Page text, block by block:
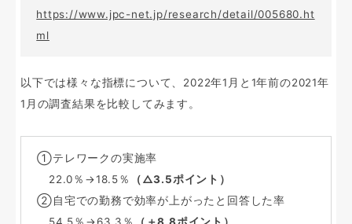
https://www.jpc-net.jp/research/detail/005680.ht
ml
以下では様々な指標について、2022年1月と1年前の2021年
1月の調査結果を比較してみます。
①テレワークの実施率
22.0％→18.5％
（△3.5ポイント）
②自宅での勤務で効率が上がったと回答した率
54.5％→63.3％
（＋8.8ポイント）